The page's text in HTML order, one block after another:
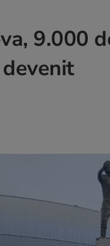
9.000